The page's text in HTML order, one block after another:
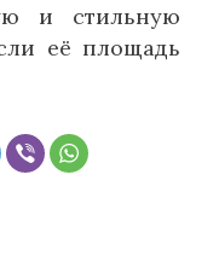
и стильную
её площадь